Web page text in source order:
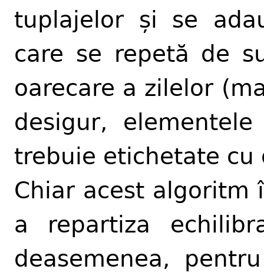
tuplajelor și se
care se repetă de
oarecare a zilelor
desigur,
trebuie etichetate cu
Chiar acest algoritm
a repartiza
deasemenea,